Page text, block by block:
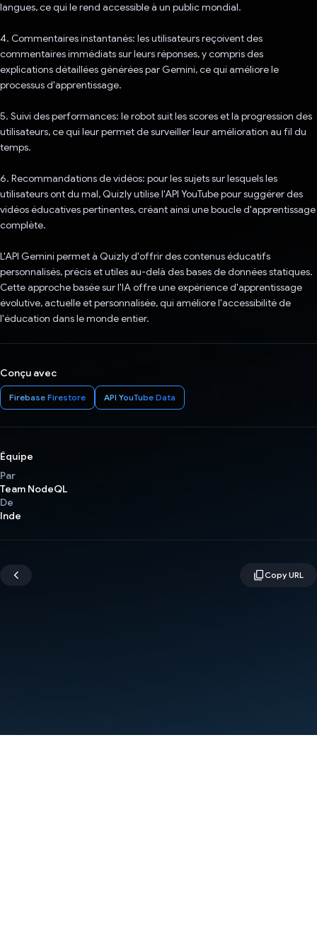
langues, ce qui le rend accessible à un public mondial.
4. Commentaires instantanés: les utilisateurs reçoivent des
commentaires immédiats sur leurs réponses, y compris des
explications détaillées générées par Gemini, ce qui améliore le
processus d'apprentissage.
5. Suivi des performances: le robot suit les scores et la progression des
utilisateurs, ce qui leur permet de surveiller leur amélioration au fil du
temps.
6. Recommandations de vidéos: pour les sujets sur lesquels les
utilisateurs ont du mal, Quizly utilise l'API YouTube pour suggérer des
vidéos éducatives pertinentes, créant ainsi une boucle d'apprentissage
complète.
L'API Gemini permet à Quizly d'offrir des contenus éducatifs
personnalisés, précis et utiles au-delà des bases de données statiques.
Cette approche basée sur l'IA offre une expérience d'apprentissage
évolutive, actuelle et personnalisée, qui améliore l'accessibilité de
l'éducation dans le monde entier.
Conçu avec
Firebase Firestore API YouTube Data
Équipe
Par
Team NodeQL
De
Inde